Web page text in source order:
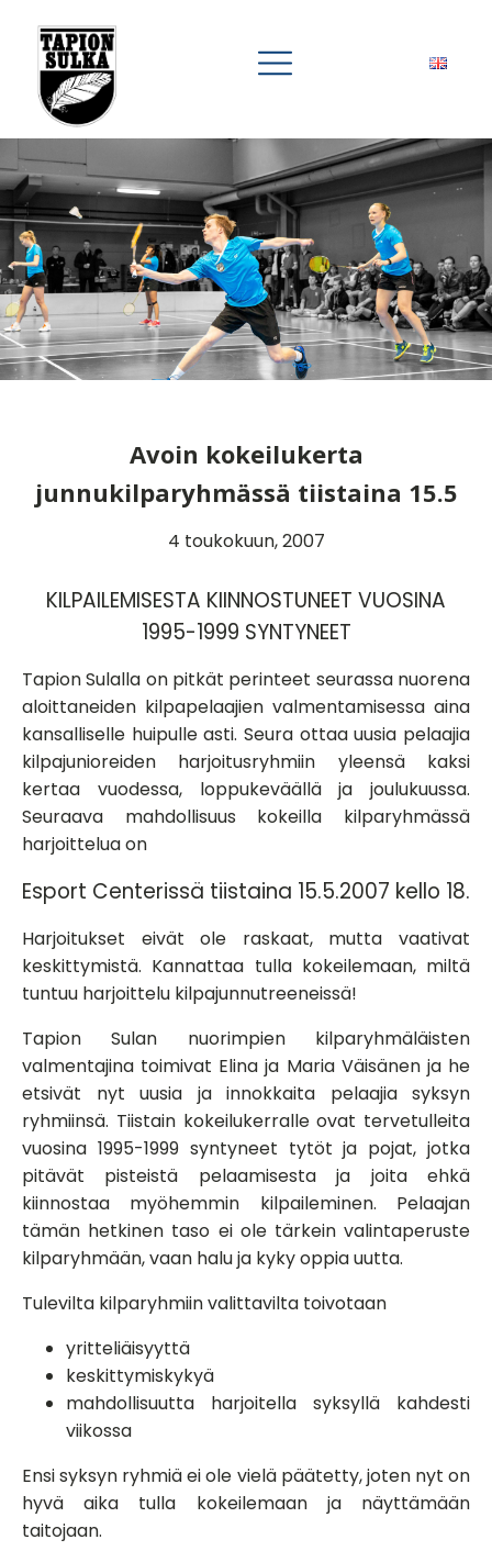
Avoin kokeilukerta
junnukilparyhmässä tiistaina 15.5
4 toukokuun, 2007
KILPAILEMISESTA KIINNOSTUNEET VUOSINA
1995-1999 SYNTYNEET
Tapion Sulalla on pitkät perinteet seurassa nuorena
aloittaneiden kilpapelaajien valmentamisessa aina
kansalliselle huipulle asti. Seura ottaa uusia pelaajia
kilpajunioreiden harjoitusryhmiin yleensä kaksi
kertaa vuodessa, loppukeväällä ja joulukuussa.
Seuraava mahdollisuus kokeilla kilparyhmässä
harjoittelua on
Esport Centerissä tiistaina 15.5.2007 kello 18.
Harjoitukset eivät ole raskaat, mutta vaativat
keskittymistä. Kannattaa tulla kokeilemaan, miltä
tuntuu harjoittelu kilpajunnutreeneissä!
Tapion Sulan nuorimpien kilparyhmäläisten
valmentajina toimivat Elina ja Maria Väisänen ja he
etsivät nyt uusia ja innokkaita pelaajia syksyn
ryhmiinsä. Tiistain kokeilukerralle ovat tervetulleita
vuosina 1995-1999 syntyneet tytöt ja pojat, jotka
pitävät pisteistä pelaamisesta ja joita ehkä
kiinnostaa myöhemmin kilpaileminen. Pelaajan
tämän hetkinen taso ei ole tärkein valintaperuste
kilparyhmään, vaan halu ja kyky oppia uutta.
Tulevilta kilparyhmiin valittavilta toivotaan
yritteliäisyyttä
keskittymiskykyä
mahdollisuutta harjoitella syksyllä kahdesti
viikossa
Ensi syksyn ryhmiä ei ole vielä päätetty, joten nyt on
hyvä aika tulla kokeilemaan ja näyttämään
taitojaan.